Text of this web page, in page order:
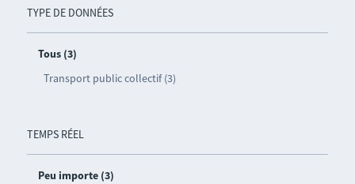
TYPE DE DONNÉES
Tous (3)
Transport public collectif (3)
TEMPS RÉEL
Peu importe (3)